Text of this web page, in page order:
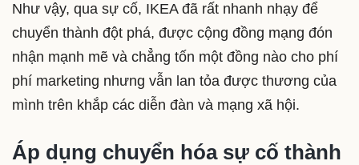
Như vậy, qua sự cố, IKEA đã rất nhanh nhạy để
chuyển thành đột phá, được cộng đồng mạng đón
nhận mạnh mẽ và chẳng tốn một đồng nào cho phí
phí marketing nhưng vẫn lan tỏa được thương của
mình trên khắp các diễn đàn và mạng xã hội.
Áp dụng chuyển hóa sự cố thành